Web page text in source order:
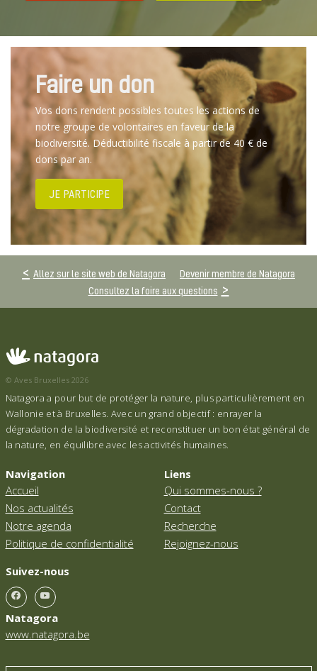
Faire un don
Vos dons rendent possibles toutes les actions de
notre groupe de volontaires en faveur de la
biodiversité. Déductibilité fiscale à partir de 40 € de
dons par an.
JE PARTICIPE
Allez sur le site web de Natagora
Devenir membre de Natagora
Consultez la foire aux questions
© Aves Bruxelles 2026
Natagora a pour but de protéger la nature, plus particulièrement en
Wallonie et à Bruxelles. Avec un grand objectif : enrayer la
dégradation de la biodiversité et reconstituer un bon état général de
la nature, en équilibre avec les activités humaines.
Navigation
Accueil
Nos actualités
Notre agenda
Politique de confidentialité
Liens
Qui sommes-nous ?
Contact
Recherche
Rejoignez-nous
Suivez-nous
Natagora
www.natagora.be